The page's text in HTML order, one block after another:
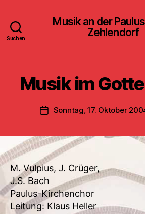
Suchen
Musik an der
Zehlendorf
Musik im
Veröffentlichungsdatum
Sonntag, 17. Oktober
M. Vulpius, J. Crüger,
J.S. Bach
Paulus-Kirchenchor
Leitung: Klaus Heller